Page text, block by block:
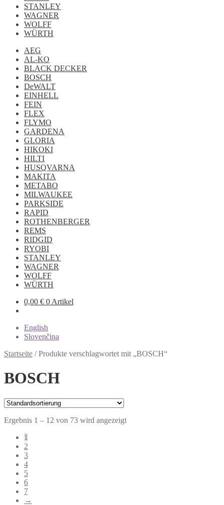
STANLEY
WAGNER
WOLFF
WÜRTH
AEG
AL-KO
BLACK DECKER
BOSCH
DeWALT
EINHELL
FEIN
FLEX
FLYMO
GARDENA
GLORIA
HIKOKI
HILTI
HUSQVARNA
MAKITA
METABO
MILWAUKEE
PARKSIDE
RAPID
ROTHENBERGER
REMS
RIDGID
RYOBI
STANLEY
WAGNER
WOLFF
WÜRTH
0,00 € 0 Artikel
English
Slovenčina
Startseite /Produkte verschlagwortet mit „BOSCH“
BOSCH
Ergebnis 1 – 12 von 73 wird angezeigt
1
2
3
4
5
6
7
→